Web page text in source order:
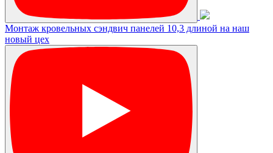
Монтаж кровельных сэндвич панелей 10,3 длиной на наш
новый цех